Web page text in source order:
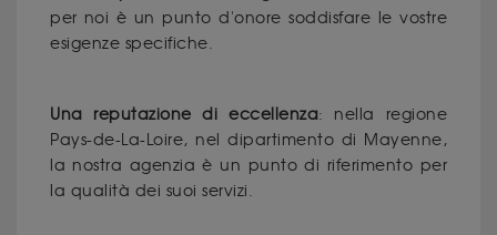
per noi è un punto d'onore soddisfare le vostre
esigenze specifiche.
Una reputazione di eccellenza: nella regione
Pays-de-La-Loire, nel dipartimento di Mayenne,
la nostra agenzia è un punto di riferimento per
la qualità dei suoi servizi.